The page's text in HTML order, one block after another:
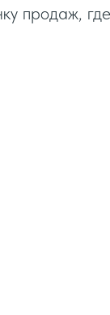
продаж,